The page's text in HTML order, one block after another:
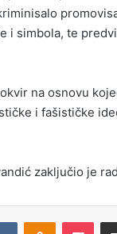
i simbola, te
na osnovu
i fašističke
zaključio je